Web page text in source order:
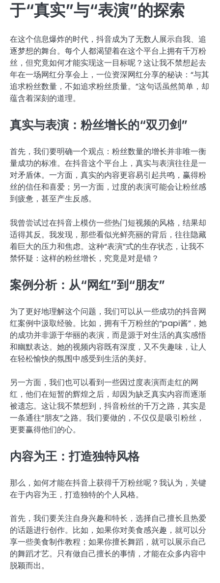
于“真实”与“表演”的探索
在这个信息爆炸的时代，抖音成为了无数人展示自我、追
逐梦想的舞台。每个人都渴望着在这个平台上拥有千万粉
丝，但究竟如何才能实现这一目标呢？这让我不禁想起去
年在一场网红分享会上，一位资深网红分享的秘诀：“与其
追求粉丝数量，不如追求粉丝质量。”这句话虽然简单，却
蕴含着深刻的道理。
真实与表演：粉丝增长的“双刃剑”
首先，我们要明确一个观点：粉丝数量的增长并非唯一衡
量成功的标准。在抖音这个平台上，真实与表演往往是一
对矛盾体。一方面，真实的内容更容易引起共鸣，赢得粉
丝的信任和喜爱；另一方面，过度的表演可能会让粉丝感
到疲惫，甚至产生反感。
我曾尝试过在抖音上模仿一些热门短视频的风格，结果却
适得其反。我发现，那些看似光鲜亮丽的背后，往往隐藏
着巨大的压力和焦虑。这种“表演”式的生存状态，让我不
禁怀疑：这样的粉丝增长，究竟是对是错？
案例分析：从“网红”到“朋友”
为了更好地理解这个问题，我们可以从一些成功的抖音网
红案例中汲取经验。比如，拥有千万粉丝的“papi酱”，她
的成功并非源于华丽的表演，而是源于对生活的真实感悟
和幽默表达。她的视频内容既有深度，又不失趣味，让人
在轻松愉快的氛围中感受到生活的美好。
另一方面，我们也可以看到一些因过度表演而走红的网
红，他们在短暂的辉煌之后，却因为缺乏真实内容而逐渐
被遗忘。这让我不禁想到，抖音粉丝的千万之路，其实是
一条通往“朋友”之路。我们要做的，不仅仅是吸引粉丝，
更要赢得他们的心。
内容为王：打造独特风格
那么，如何才能在抖音上获得千万粉丝呢？我认为，关键
在于内容为王，打造独特的个人风格。
首先，我们要关注自身兴趣和特长，选择自己擅长且热爱
的话题进行创作。比如，如果你对美食感兴趣，就可以分
享一些美食制作教程；如果你擅长舞蹈，就可以展示自己
的舞蹈才艺。只有做自己擅长的事情，才能在众多内容中
脱颖而出。